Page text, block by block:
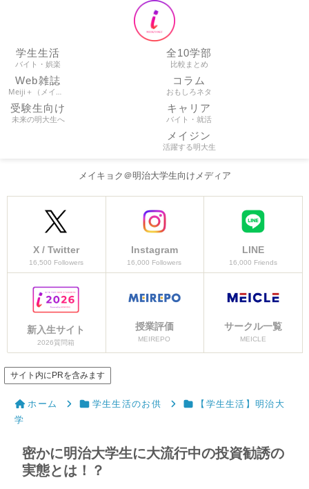
学生生活
バイト・娯楽
全10学部
比較まとめ
Web雑誌
Meiji＋（メイプラ）
コラム
おもしろネタ
受験生向け
未来の明大生へ
キャリア
バイト・就活
メイジン
活躍する明大生
メイキョク＠明治大学生向けメディア
X / Twitter
16,500 Followers
Instagram
16,000 Followers
LINE
16,000 Friends
新入生サイト
2026質問箱
授業評価
MEIREPO
サークル一覧
MEICLE
サイト内にPRを含みます
ホーム 学生生活のお供
【学生生活】明治大
学
密かに明治大学生に大流行中の投資勧誘の
実態とは！？